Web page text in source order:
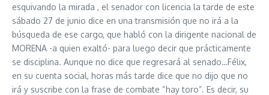
esquivando la mirada , el senador con licencia la tarde de este
sábado 27 de junio dice en una transmisión que no irá a la
búsqueda de ese cargo, que habló con la dirigente nacional de
MORENA -a quien exaltó- para luego decir que prácticamente
se disciplina. Aunque no dice que regresará al senado…Félix,
en su cuenta social, horas más tarde dice que no dijo que no
irá y suscribe con la frase de combate “hay toro”. Es decir, su